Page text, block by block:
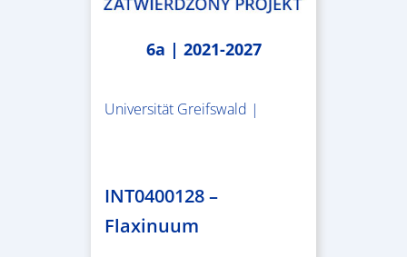
6a | 2021-2027
Universität Greifswald |
INT0400128 –
Flaxinuum